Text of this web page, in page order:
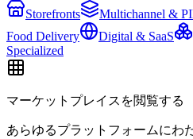
Storefronts
Multichannel &
Food Delivery
Digital & SaaS
Specialized
マーケットプレイスを閲覧する
あらゆるプラットフォームにわ